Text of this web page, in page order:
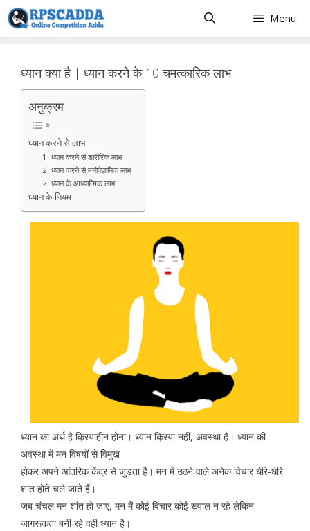
Skip
to
Menu
ध्यान क्या है | ध्यान करने के 10 चमत्कारिक लाभ
अनुक्रम
ध्यान करने से लाभ
1. ध्यान करने से शारीरिक लाभ
2. ध्यान करने से मनोवैज्ञानिक लाभ
2. ध्यान के आध्यात्मिक लाभ
ध्यान के नियम
ध्यान का अर्थ है क्रियाहीन होना। ध्यान क्रिया नहीं, अवस्था है। ध्यान की
अवस्था में मन विषयों से विमुख
होकर अपने आंतरिक केंद्र से जुड़ता है। मन में उठने वाले अनेक विचार धीरे-धीरे
शांत होते चले जाते हैं।
जब चंचल मन शांत हो जाए, मन में कोई विचार कोई ख्याल न रहे लेकिन
जागरूकता बनी रहे वही ध्यान है।